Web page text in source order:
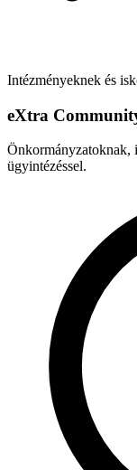
Intézményeknek és
eXtra
Önkormányzatoknak,
ügyintézéssel.